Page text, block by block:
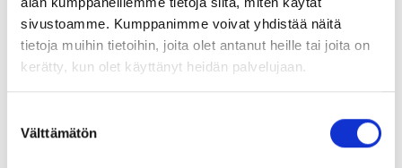
sivustoamme. Kumppanimme voivat yhdistää näitä
tietoja muihin tietoihin, joita olet antanut heille tai joita on
kerätty, kun olet käyttänyt heidän palvelujaan.
valinta
Välttämätön
alansa huippuasiantuntijoita. Ohjelman tuottaa Danske
Bank.
Lasikatto lompakossa
asia, myös koko yhteiskuntaan vaikuttava ongelma.